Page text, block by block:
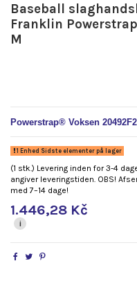
Baseball
Franklin
M
Powerstrap® Voksen 20492F2
1 Enhed Sidste elementer på lager
(1 stk.) Levering inden for 3-4
angiver leveringstiden. OBS!
med 7–14 dage!
1.446,28 Kč
i